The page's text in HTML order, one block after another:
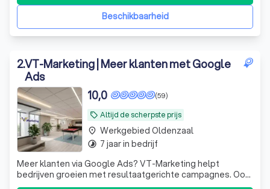
Beschikbaarheid
2.VT-Marketing | Meer klanten met Google
Ads
local_offer Altijd de scherpste prijs
(59)
10,0
Meer klanten via Google Ads? VT-Marketing helpt
bedrijven groeien met resultaatgerichte campagnes. Ook
voor websites, SEO en complete online marketing ben je
place Werkgebied Oldenzaal
timelapse 7 jaar in bedrijf